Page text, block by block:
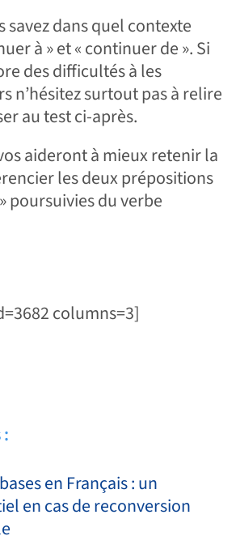
savez dans quel contexte
à » et « continuer de ». Si
des difficultés à les
n’hésitez surtout pas à relire
au test ci-après.
aideront à mieux retenir la
les deux prépositions
poursuivies du verbe
columns=3]
en Français : un
en cas de reconversion